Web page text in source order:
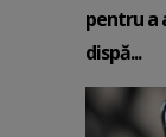
pentru a
dispă...